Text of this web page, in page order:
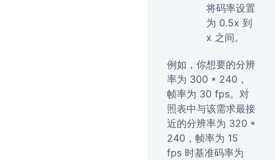
将码率设置
为 0.5x 到
x 之间。
例如，你想要的分辨
率为 300 * 240，
帧率为 30 fps。对
照表中与该需求最接
近的分辨率为 320 *
240，帧率为 15
fps 时基准码率为